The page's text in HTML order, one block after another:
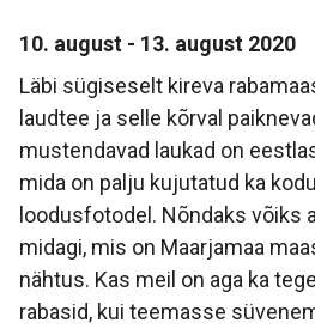
10. august - 13. august 2020
Läbi sügiseselt kireva
laudtee ja selle kõrval
mustendavad laukad on
mida on palju kujutatud ka
loodusfotodel. Nõndaks võiks
midagi, mis on Maarjamaa
nähtus. Kas meil on aga ka
rabasid, kui teemasse